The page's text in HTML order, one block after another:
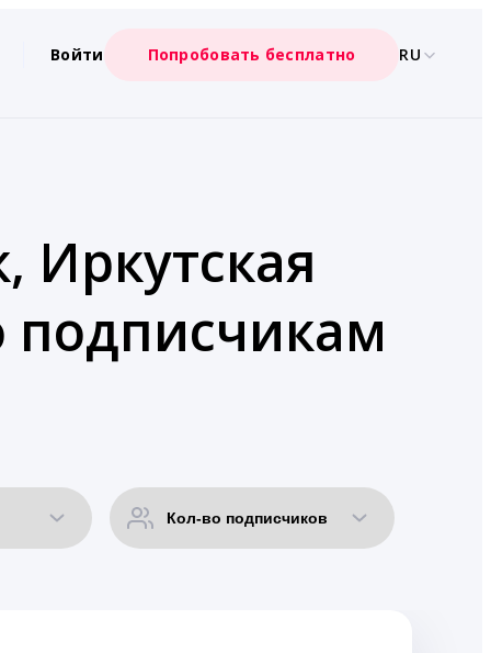
Войти Попробовать бесплатно RU
Иркутская
подписчикам